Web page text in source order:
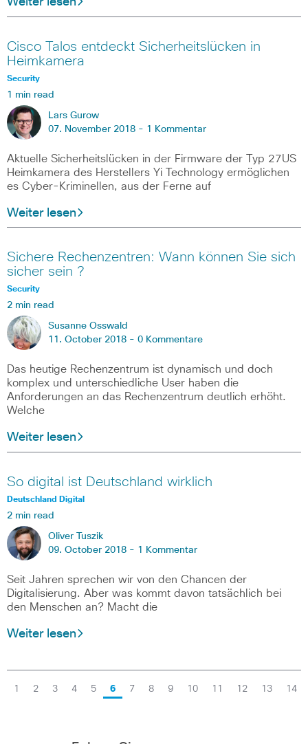
Cisco Talos entdeckt Sicherheitslücken in
Heimkamera
Security
1 min read
Lars Gurow
07. November 2018 - 1 Kommentar
Aktuelle Sicherheitslücken in der Firmware der Typ 27US
Heimkamera des Herstellers Yi Technology ermöglichen
es Cyber-Kriminellen, aus der Ferne auf
Weiter lesen
Sichere Rechenzentren: Wann können Sie sich
sicher sein ?
Security
2 min read
Susanne Osswald
11. October 2018 - 0 Kommentare
Das heutige Rechenzentrum ist dynamisch und doch
komplex und unterschiedliche User haben die
Anforderungen an das Rechenzentrum deutlich erhöht.
Welche
Weiter lesen
So digital ist Deutschland wirklich
Deutschland Digital
2 min read
Oliver Tuszik
09. October 2018 - 1 Kommentar
Seit Jahren sprechen wir von den Chancen der
Digitalisierung. Aber was kommt davon tatsächlich bei
den Menschen an? Macht die
Weiter lesen
1 2 3 4 5 6 7 8 9 10 11 12 13 14